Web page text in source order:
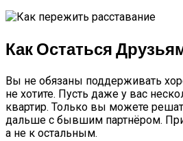
Как Остаться
Вы не обязаны поддерживать
не хотите. Пусть даже у вас
квартир. Только вы можете
дальше с бывшим партнёром.
а не к остальным.